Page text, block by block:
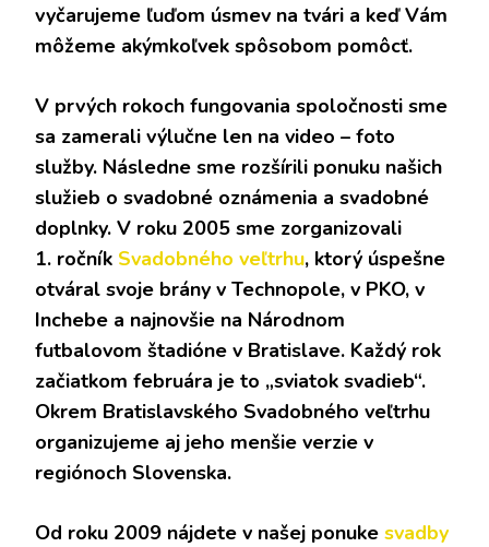
vyčarujeme ľuďom úsmev na tvári a keď Vám
môžeme akýmkoľvek spôsobom pomôcť.
V prvých rokoch fungovania spoločnosti sme
sa zamerali výlučne len na video – foto
služby. Následne sme rozšírili ponuku našich
služieb o svadobné oznámenia a svadobné
doplnky. V roku 2005 sme zorganizovali
1. ročník Svadobného veľtrhu, ktorý úspešne
otváral svoje brány v Technopole, v PKO, v
Inchebe a najnovšie na Národnom
futbalovom štadióne v Bratislave. Každý rok
začiatkom februára je to „sviatok svadieb“.
Okrem Bratislavského Svadobného veľtrhu
organizujeme aj jeho menšie verzie v
regiónoch Slovenska.
Od roku 2009 nájdete v našej ponuke svadby